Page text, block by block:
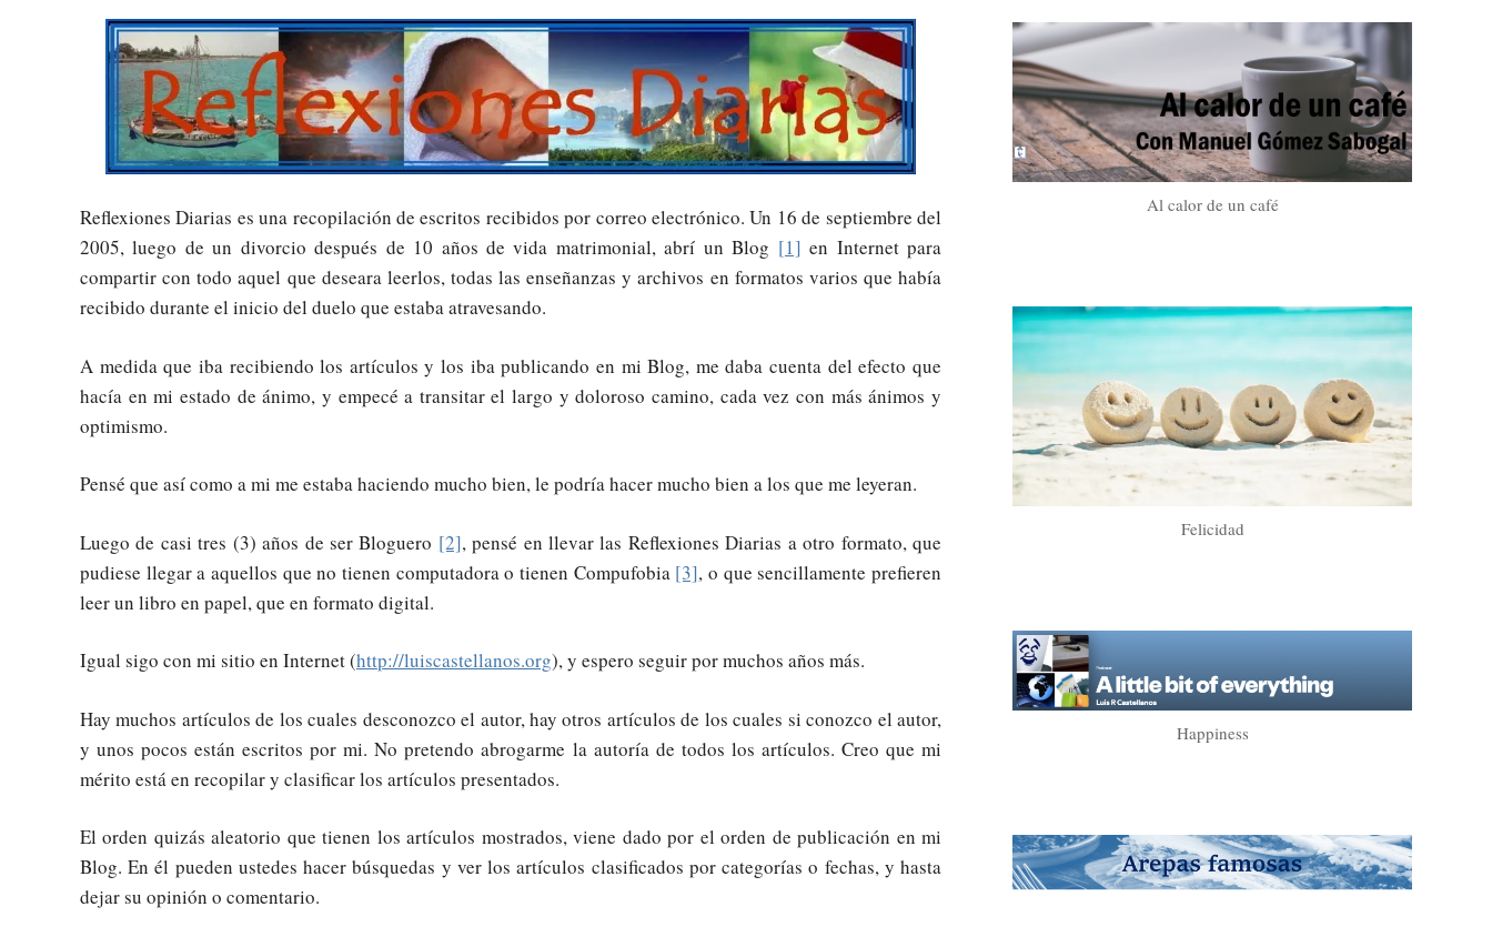
Reflexiones Diarias es una recopilación de escritos recibidos por correo electrónico. Un 16 de septiembre del
2005, luego de un divorcio después de 10 años de vida matrimonial, abrí un Blog [1] en Internet para
compartir con todo aquel que deseara leerlos, todas las enseñanzas y archivos en formatos varios que había
recibido durante el inicio del duelo que estaba atravesando.
A medida que iba recibiendo los artículos y los iba publicando en mi Blog, me daba cuenta del efecto que
hacía en mi estado de ánimo, y empecé a transitar el largo y doloroso camino, cada vez con más ánimos y
optimismo.
Pensé que así como a mi me estaba haciendo mucho bien, le podría hacer mucho bien a los que me leyeran.
Luego de casi tres (3) años de ser Bloguero [2], pensé en llevar las Reflexiones Diarias a otro formato, que
pudiese llegar a aquellos que no tienen computadora o tienen Compufobia [3], o que sencillamente prefieren
leer un libro en papel, que en formato digital.
Igual sigo con mi sitio en Internet (http://luiscastellanos.org), y espero seguir por muchos años más.
Hay muchos artículos de los cuales desconozco el autor, hay otros artículos de los cuales si conozco el autor,
y unos pocos están escritos por mi. No pretendo abrogarme la autoría de todos los artículos. Creo que mi
mérito está en recopilar y clasificar los artículos presentados.
El orden quizás aleatorio que tienen los artículos mostrados, viene dado por el orden de publicación en mi
Blog. En él pueden ustedes hacer búsquedas y ver los artículos clasificados por categorías o fechas, y hasta
dejar su opinión o comentario.
Al calor de un café
Felicidad
Happiness